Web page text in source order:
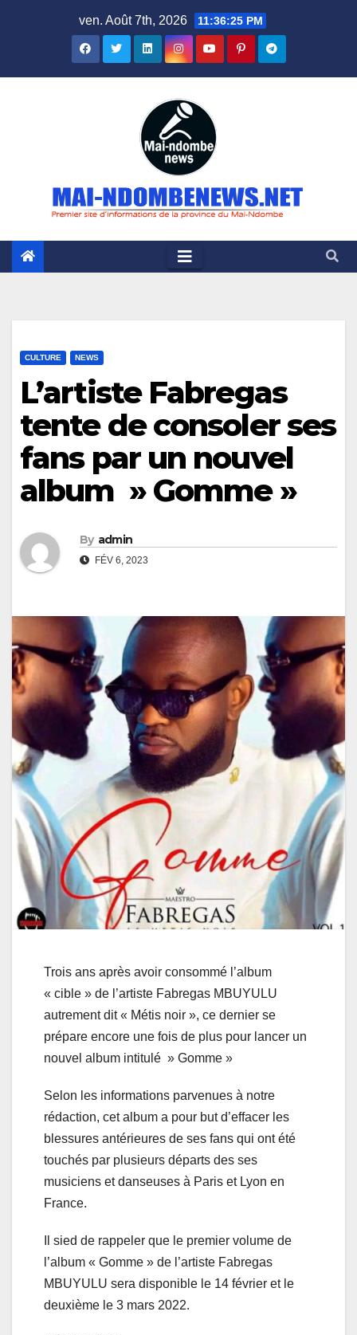
ven. Août 7th, 2026 11:36:26 PM
CULTURE NEWS
L’artiste Fabregas
tente de consoler ses
fans par un nouvel
album » Gomme »
By admin
FÉV 6, 2023
Trois ans après avoir consommé l’album
« cible » de l’artiste Fabregas MBUYULU
autrement dit « Métis noir », ce dernier se
prépare encore une fois de plus pour lancer un
nouvel album intitulé » Gomme »
Selon les informations parvenues à notre
rédaction, cet album a pour but d’effacer les
blessures antérieures de ses fans qui ont été
touchés par plusieurs départs des ses
musiciens et danseuses à Paris et Lyon en
France.
Il sied de rappeler que le premier volume de
l’album « Gomme » de l’artiste Fabregas
MBUYULU sera disponible le 14 février et le
deuxième le 3 mars 2022.